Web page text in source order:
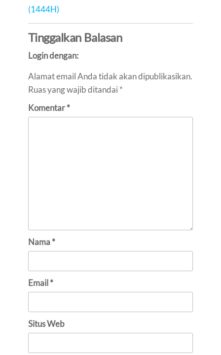
(1444H)
Tinggalkan Balasan
Login dengan:
Alamat email Anda tidak akan dipublikasikan.
Ruas yang wajib ditandai *
Komentar*
Nama*
Email*
Situs Web